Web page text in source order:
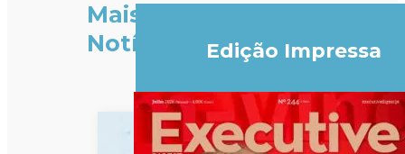
Mais
Notícias
Edição Impressa